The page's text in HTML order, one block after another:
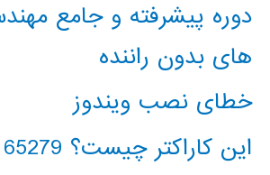
دوره پیشرفته و جامع
های بدون راننده
خطای نصب ویندوز
این کاراکتر چیست؟ 65279